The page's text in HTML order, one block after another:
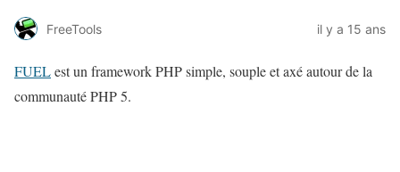
FreeTools il y a 15 ans
FUELest un framework PHP simple, souple et axé autour de la
communauté PHP 5.